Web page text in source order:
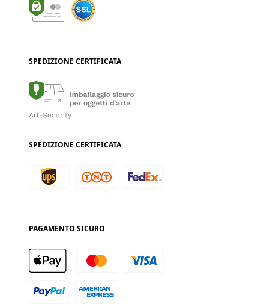
SPEDIZIONE CERTIFICATA
SPEDIZIONE CERTIFICATA
PAGAMENTO SICURO